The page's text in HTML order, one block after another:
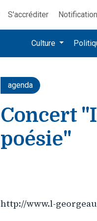
S'accréditer
Culture
agenda
Concert
poésie"
http://www.l-